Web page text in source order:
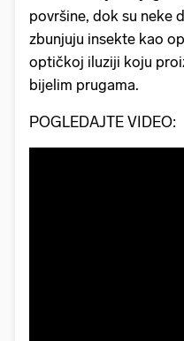
površine, dok su neke
zbunjuju insekte kao
optičkoj iluziji koju
bijelim prugama.
POGLEDAJTE VIDEO: